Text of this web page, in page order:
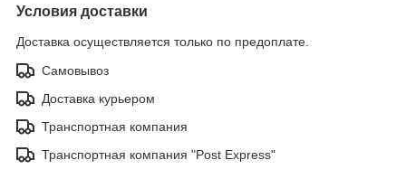
Условия доставки
Доставка осуществляется только по предоплате.
Самовывоз
Доставка курьером
Транспортная компания
Транспортная компания "Post Express"